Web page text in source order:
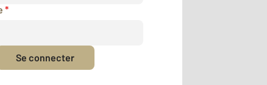
*
Se connecter